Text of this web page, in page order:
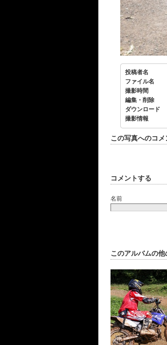
投稿者名
ファイル名
撮影時間
編集・削除
ダウンロード
撮影情報
この写真へのコメ
コメントする
名前
このアルバムの他